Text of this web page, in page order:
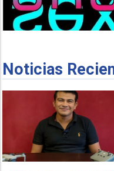
Noticias